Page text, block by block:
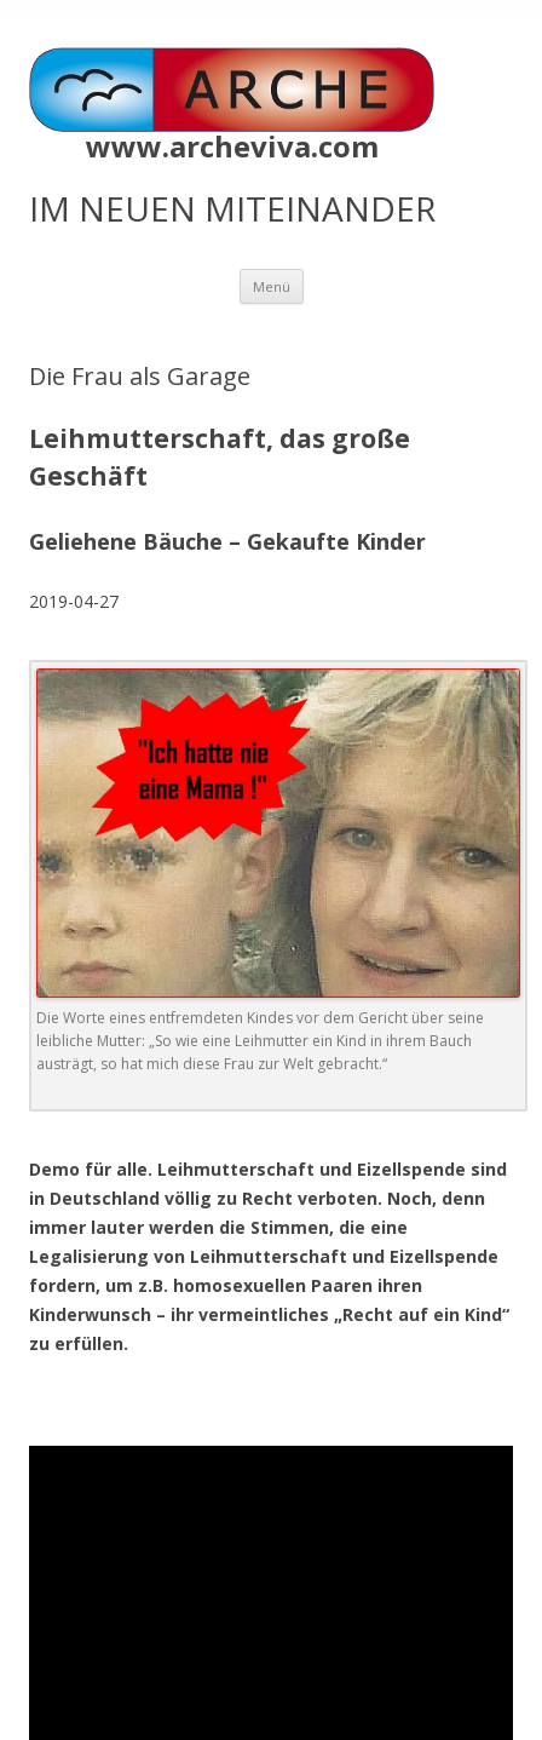
www.archeviva.com
IM NEUEN MITEINANDER
Menü Zum
springen
Die Frau als Garage
Leihmutterschaft, das große
Geschäft
Geliehene Bäuche – Gekaufte Kinder
2019-04-27
Die Worte eines entfremdeten Kindes vor dem Gericht über seine
leibliche Mutter: „So wie eine Leihmutter ein Kind in ihrem Bauch
austrägt, so hat mich diese Frau zur Welt gebracht.“
Demo für alle. Leihmutterschaft und Eizellspende sind
in Deutschland völlig zu Recht verboten. Noch, denn
immer lauter werden die Stimmen, die eine
Legalisierung von Leihmutterschaft und Eizellspende
fordern, um z.B. homosexuellen Paaren ihren
Kinderwunsch – ihr vermeintliches „Recht auf ein Kind“
zu erfüllen.